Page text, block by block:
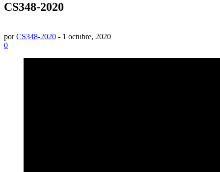
CS348-2020
porCS348-2020 - 1 octubre, 2020
0